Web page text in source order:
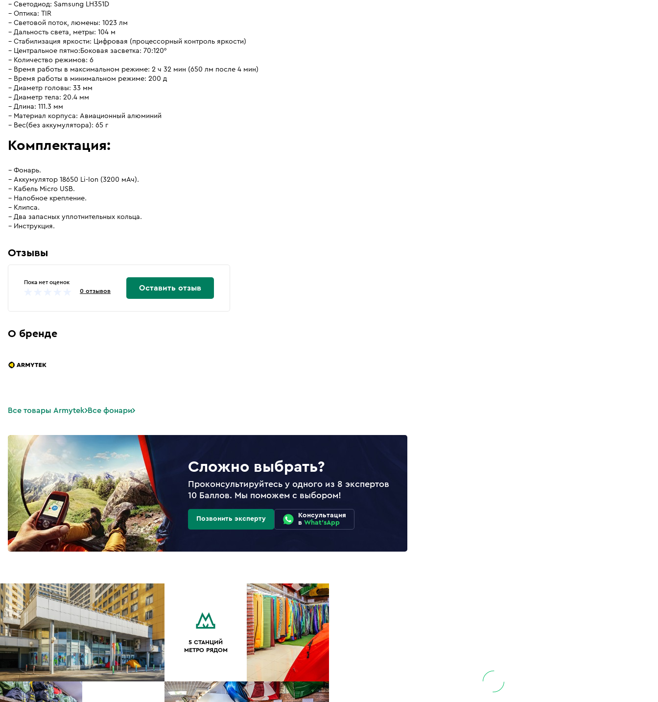
Светодиод: Samsung LH351D
Оптика: TIR
Световой поток, люмены: 1023 лм
Дальность света, метры: 104 м
Стабилизация яркости: Цифровая (процессорный контроль яркости)
Центральное пятно:Боковая засветка: 70:120°
Количество режимов: 6
Время работы в максимальном режиме: 2 ч 32 мин (650 лм после 4 мин)
Время работы в минимальном режиме: 200 д
Диаметр головы: 33 мм
Диаметр тела: 20.4 мм
Длина: 111.3 мм
Материал корпуса: Авиационный алюминий
Вес(без аккумулятора): 65 г
Комплектация:
Фонарь.
Аккумулятор 18650 Li-Ion (3200 мАч).
Кабель Micro USB.
Налобное крепление.
Клипса.
Два запасных уплотнительных кольца.
Инструкция.
Отзывы
Пока нет оценок
0 отзывов Оставить отзыв
О бренде
Все товары Armytek Все фонари
Сложно выбрать?
Проконсультируйтесь у одного из 8 экспертов
10 Баллов. Мы поможем с выбором!
Позвонить эксперту
Консультация
в What'sApp
5 СТАНЦИЙ
МЕТРО РЯДОМ